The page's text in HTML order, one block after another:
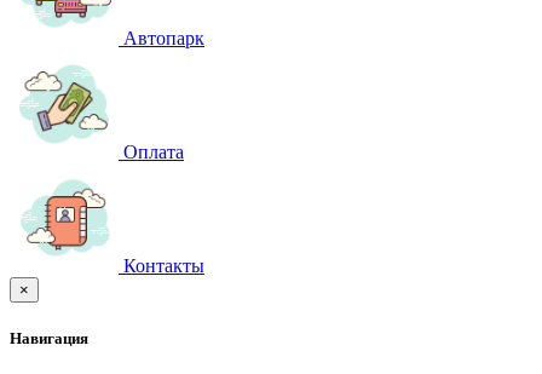
Автопарк
Оплата
Контакты
×
Навигация